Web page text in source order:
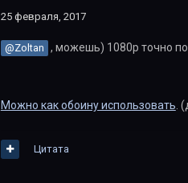
25 февраля, 2017
@Zoltan , можешь) 1080р точно
Можно как обоину использовать .
Цитата